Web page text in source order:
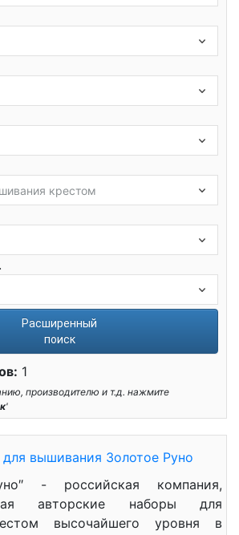
Расширенный
поиск
1
производителю и т.д. нажмите
'
вышивания Золотое Руно
- российская компания,
авторские наборы для
высочайшего уровня в